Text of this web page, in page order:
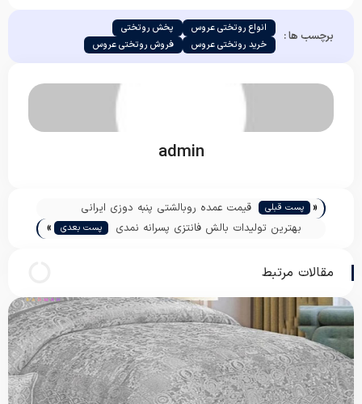
برچسب ها : انواع روتختی عروس
پخش روتختی
خرید روتختی عروس
فروش روتختی عروس
admin
« پست قبلی
قیمت عمده روبالشتی پنبه دوزی ایرانی
بهترین تولیدات بالش فانتزی پسرانه نمدی
پست بعدی »
مقالات مرتبط